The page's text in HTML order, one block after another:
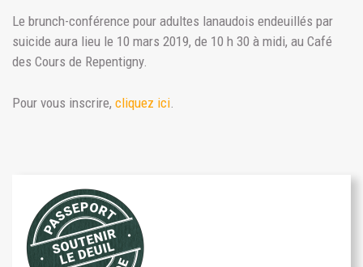
Le brunch-conférence pour adultes lanaudois endeuillés par
suicide aura lieu le 10 mars 2019, de 10 h 30 à midi, au Café
des Cours de Repentigny.
Pour vous inscrire, cliquez ici